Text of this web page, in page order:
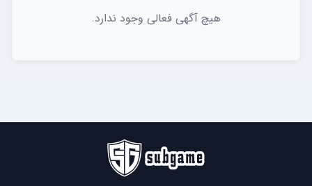
هیچ آگهی فعالی وجود ندارد.